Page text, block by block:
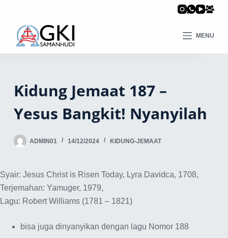
MENU
Kidung Jemaat 187 –
Yesus Bangkit! Nyanyilah
ADMIN01 14/12/2024 KIDUNG-JEMAAT
Syair: Jesus Christ is Risen Today, Lyra Davidca, 1708,
Terjemahan: Yamuger, 1979,
Lagu: Robert Williams (1781 – 1821)
bisa juga dinyanyikan dengan lagu Nomor 188